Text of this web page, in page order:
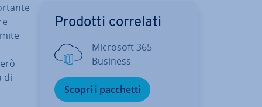
di
Prodotti correlati
Microsoft 365
Business
Scopri i pacchetti